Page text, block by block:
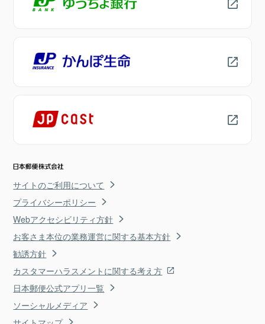
サイトのご利用について
プライバシーポリシー
Webアクセシビリティ方針
お客さま本位の業務運営に関する基本方針
勧誘方針
カスタマーハラスメントに関する考え方
日本郵便公式アプリ一覧
ソーシャルメディア